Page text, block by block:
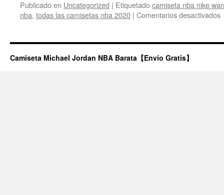
Publicado en Uncategorized | Etiquetadocamiseta nba nike
nba, todas las camisetas nba 2020 | Comentarios desactivados
Camiseta Michael Jordan NBA Barata【Envío Gratis】